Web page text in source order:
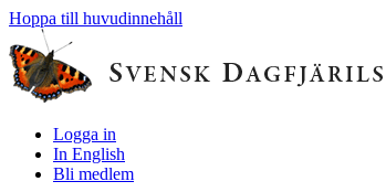
Hoppa till huvudinnehåll
Logga in
In English
Bli medlem